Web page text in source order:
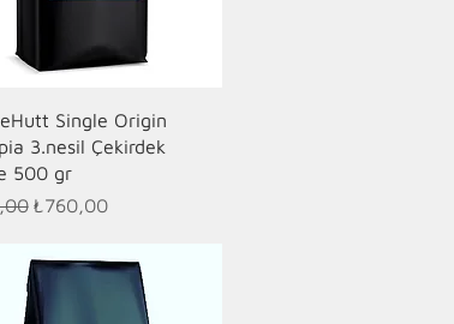
Hızlı Bakış
Single Origin
3.nesil Çekirdek
500 gr
Fiyat
İndirimli Fiyat
₺760,00